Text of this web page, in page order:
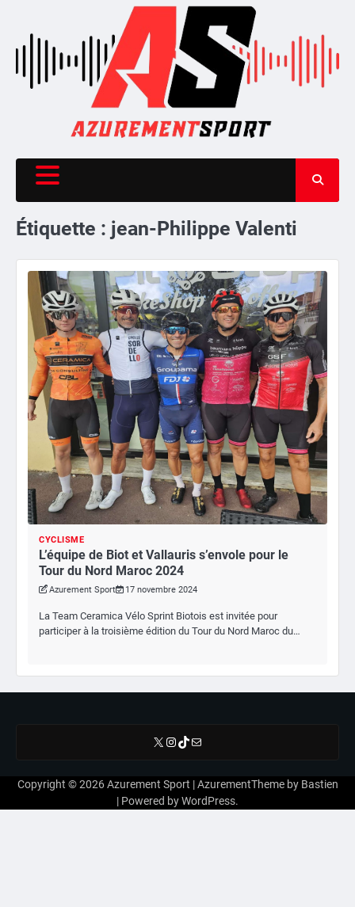
content
Étiquette : jean-Philippe Valenti
CYCLISME
L’équipe de Biot et Vallauris s’envole pour le
Tour du Nord Maroc 2024
Azurement Sport 17 novembre 2024
La Team Ceramica Vélo Sprint Biotois est invitée pour
participer à la troisième édition du Tour du Nord Maroc du…
X Instagram
TikTok
E-mail
Copyright © 2026Azurement Sport | AzurementTheme by Bastien
| Powered byWordPress.